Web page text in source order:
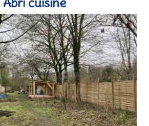
participatif, Réemploi